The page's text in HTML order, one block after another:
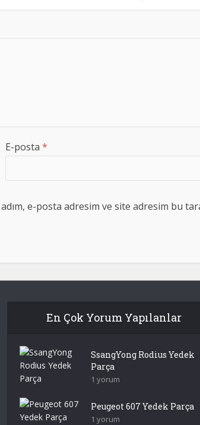
E-posta *
e-posta adresim ve site adresim bu
En Çok Yorum Yapılanlar
SsangYong Rodius Yedek
Parça
1 yorum
Peugeot 607 Yedek Parça
1 yorum